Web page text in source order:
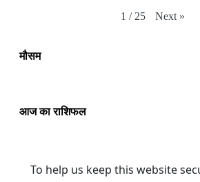
1 / 25 Next »
मौसम
आज का राशिफल